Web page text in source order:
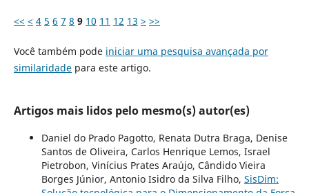
<< < 4 5 6 7 8 9 10 11 12 13 > >>
Você também pode iniciar uma pesquisa avançada por
similaridadepara este artigo.
Artigos mais lidos pelo mesmo(s) autor(es)
Daniel do Prado Pagotto, Renata Dutra Braga, Denise
Santos de Oliveira, Carlos Henrique Lemos, Israel
Pietrobon, Vinícius Prates Araújo, Cândido Vieira
Borges Júnior, Antonio Isidro da Silva Filho, SisDim: